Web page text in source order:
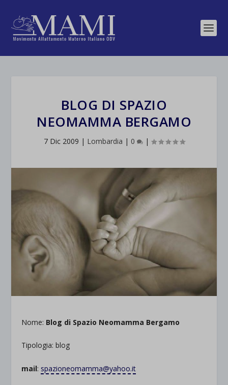
BLOG DI SPAZIO
NEOMAMMA BERGAMO
7 Dic 2009 | Lombardia | 0 |
Nome: Blog di Spazio Neomamma Bergamo
Tipologia: blog
mail: spazioneomamma@yahoo.it